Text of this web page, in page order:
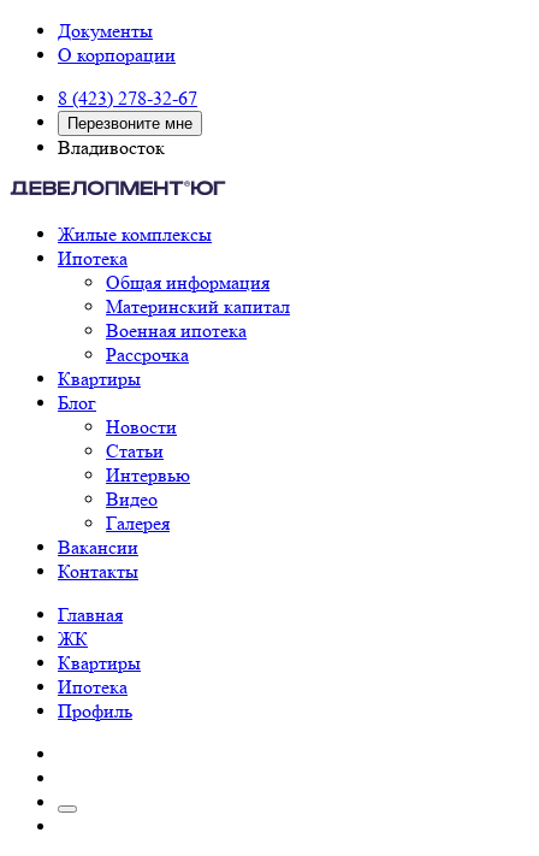
Документы
О корпорации
8 (423) 278-32-67
Перезвоните мне
Владивосток
Жилые комплексы
Ипотека
Общая информация
Материнский капитал
Военная ипотека
Рассрочка
Квартиры
Блог
Новости
Статьи
Интервью
Видео
Галерея
Вакансии
Контакты
Главная
ЖК
Квартиры
Ипотека
Профиль